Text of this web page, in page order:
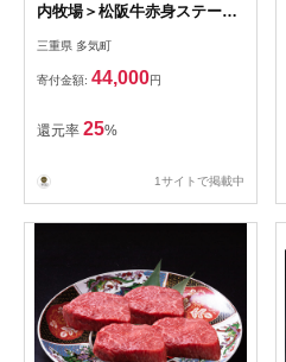
内牧場＞松阪牛赤身ステーキ
三重県 多気町
寄付金額: 44,000円
還元率 25%
1サイトで掲載中